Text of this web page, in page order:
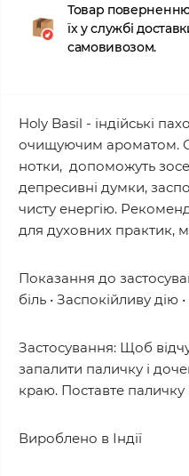
Товар поверненню
їх у службі
самовивозом.
Holy Basil - індійські
очищуючим ароматом.
нотки, допоможуть
депресивні думки,
чисту енергію.
для духовних практик,
Показання до
біль • Заспокійливу дію
Застосування: Щоб
запалити паличку і
краю. Поставте паличку
Вироблено в Індії